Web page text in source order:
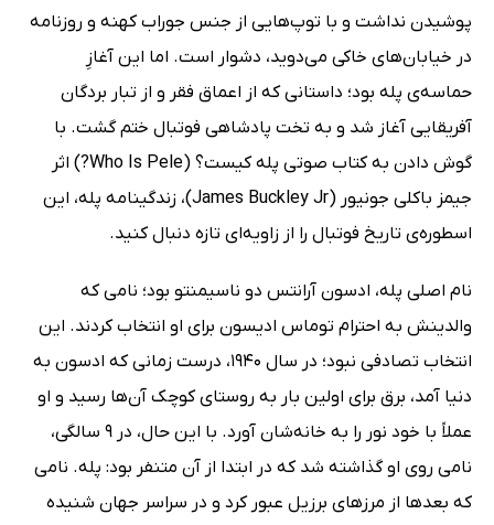
پوشیدن نداشت و با توپ‌هایی از جنس جوراب کهنه و روزنامه
در خیابان‌های خاکی می‌دوید، دشوار است. اما این آغازِ
حماسه‌ی پله بود؛ داستانی که از اعماق فقر و از تبار بردگان
آفریقایی آغاز شد و به تخت پادشاهی فوتبال ختم گشت. با
گوش دادن به کتاب صوتی پله کیست؟ (Who Is Pele?) اثر
جیمز باکلی جونیور (James Buckley Jr)، زندگینامه پله، این
اسطوره‌ی تاریخ فوتبال را از زاویه‌ای تازه دنبال کنید.
نام اصلی پله، ادسون آرانتس دو ناسیمنتو بود؛ نامی که
والدینش به احترام توماس ادیسون برای او انتخاب کردند. این
انتخاب تصادفی نبود؛ در سال 1940، درست زمانی که ادسون به
دنیا آمد، برق برای اولین بار به روستای کوچک آن‌ها رسید و او
عملاً با خود نور را به خانه‌شان آورد. با این حال، در 9 سالگی،
نامی روی او گذاشته شد که در ابتدا از آن متنفر بود: پله. نامی
که بعدها از مرزهای برزیل عبور کرد و در سراسر جهان شنیده